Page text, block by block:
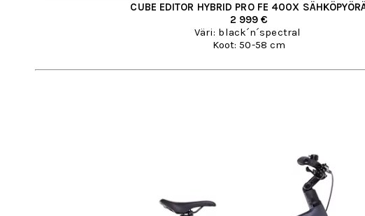
CUBE EDITOR HYBRID PRO FE 400X
2 999 €
Väri: black´n´spectral
Koot: 50-58 cm